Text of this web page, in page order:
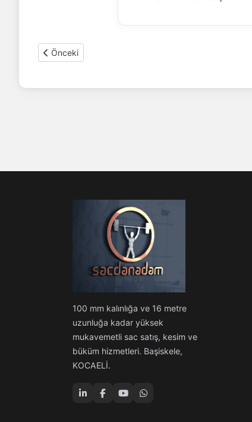
Önceki makale: Hardox elek
Önceki
100 mm kalınlığa ve 16 metre
uzunluğa kadar yüksek
mukavemetli sac satış, kesim ve
büküm hizmetleri. Başiskele,
KOCAELİ.